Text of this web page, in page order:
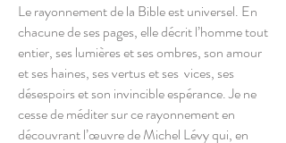
Le rayonnement de la Bible est universel. En
chacune de ses pages, elle décrit l’homme tout
entier, ses lumières et ses ombres, son amour
et ses haines, ses vertus et ses vices, ses
désespoirs et son invincible espérance. Je ne
cesse de méditer sur ce rayonnement en
découvrant l’œuvre de Michel Lévy qui, en